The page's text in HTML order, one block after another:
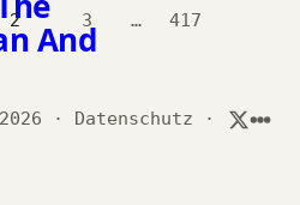
And
2 3 … 417
· Datenschutz ·